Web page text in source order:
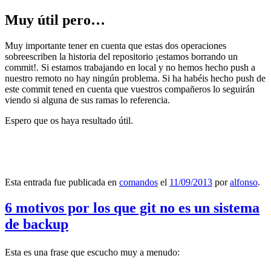
Muy útil pero…
Muy importante tener en cuenta que estas dos operaciones
sobreescriben la historia del repositorio ¡estamos borrando un
commit!. Si estamos trabajando en local y no hemos hecho push a
nuestro remoto no hay ningún problema. Si ha habéis hecho push de
este commit tened en cuenta que vuestros compañeros lo seguirán
viendo si alguna de sus ramas lo referencia.
Espero que os haya resultado útil.
Esta entrada fue publicada en comandos el 11/09/2013 poralfonso.
6 motivos por los que git no es un sistema
de backup
Esta es una frase que escucho muy a menudo: